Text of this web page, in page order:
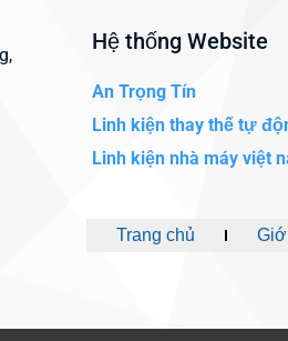
Hệ thống Website
An Trọng Tín
Linh kiện thay thế tự
Linh kiện nhà máy việt
Trang chủ